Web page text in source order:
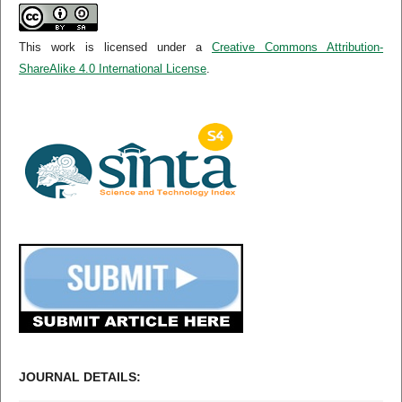
This work is licensed under aCreative Commons Attribution-
ShareAlike 4.0 International License.
JOURNAL DETAILS: